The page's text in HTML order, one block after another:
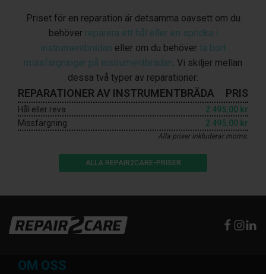
Priset för en reparation är detsamma oavsett om du
behöver reparera ett hål eller en spricka i
instrumentbrädan eller om du behöver ta bort
missfärgningar på instrumentbrädan. Vi skiljer mellan
dessa två typer av reparationer:
REPARATIONER AV INSTRUMENTBRÄDA PRIS
Hål eller reva
2 495,00 kr
Missfärgning
2 495,00 kr
Alla priser inkluderar moms.
ALLA REPAIR2CARE-PRISER
OM OSS